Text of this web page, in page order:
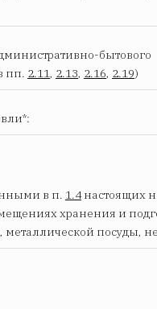
бытового
пп. 2.11, 2.13, 2.16, 2.19)
в п. 1.4настоящих
хранения и
посуды,